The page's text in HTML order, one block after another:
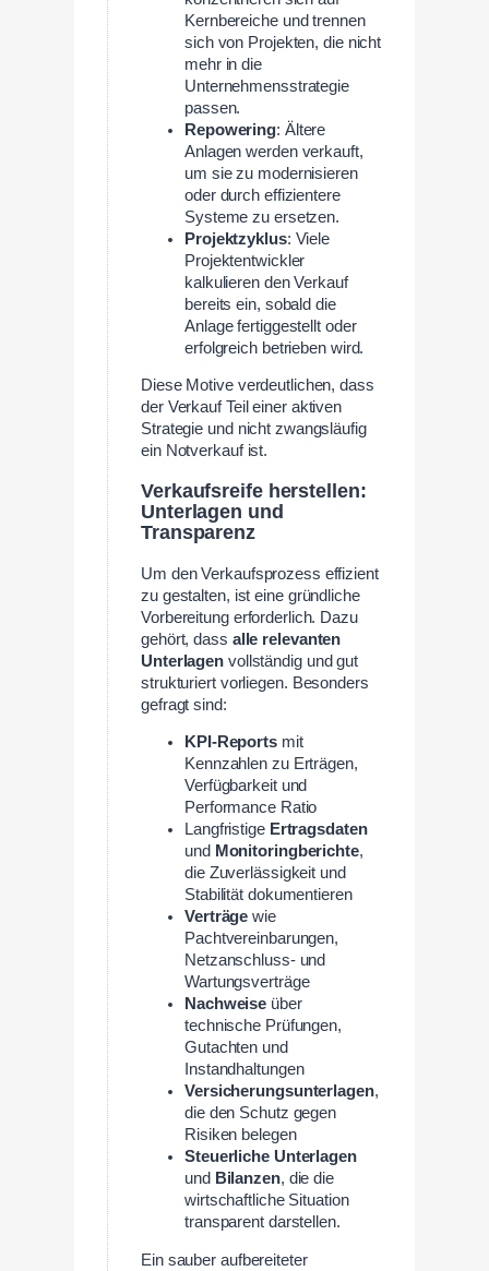
Kernbereiche und trennen
sich von Projekten, die nicht
mehr in die
Unternehmensstrategie
passen.
Repowering: Ältere
Anlagen werden verkauft,
um sie zu modernisieren
oder durch effizientere
Systeme zu ersetzen.
Projektzyklus: Viele
Projektentwickler
kalkulieren den Verkauf
bereits ein, sobald die
Anlage fertiggestellt oder
erfolgreich betrieben wird.
Diese Motive verdeutlichen, dass
der Verkauf Teil einer aktiven
Strategie und nicht zwangsläufig
ein Notverkauf ist.
Verkaufsreife herstellen:
Unterlagen und
Transparenz
Um den Verkaufsprozess effizient
zu gestalten, ist eine gründliche
Vorbereitung erforderlich. Dazu
gehört, dass alle relevanten
Unterlagen vollständig und gut
strukturiert vorliegen. Besonders
gefragt sind:
KPI-Reportsmit
Kennzahlen zu Erträgen,
Verfügbarkeit und
Performance Ratio
Langfristige Ertragsdaten
und Monitoringberichte,
die Zuverlässigkeit und
Stabilität dokumentieren
Verträgewie
Pachtvereinbarungen,
Netzanschluss- und
Wartungsverträge
Nachweise über
technische Prüfungen,
Gutachten und
Instandhaltungen
Versicherungsunterlagen,
die den Schutz gegen
Risiken belegen
Steuerliche Unterlagen
und Bilanzen, die die
wirtschaftliche Situation
transparent darstellen.
Ein sauber aufbereiteter